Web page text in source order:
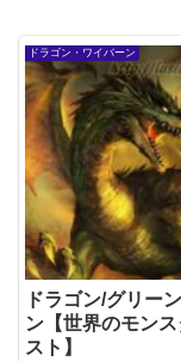
ドラゴン・ワイバーン
ドラゴン/グリー
ン【世界のモン
スト】